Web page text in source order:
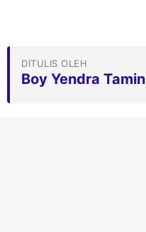
DITULIS OLEH
Boy Yendra Tamin